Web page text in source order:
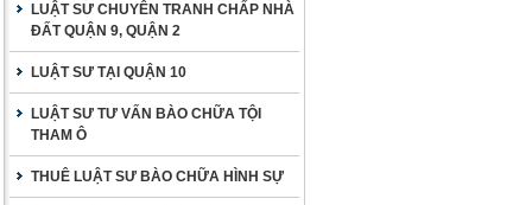
LUẬT SƯ CHUYÊN TRANH CHẤP NHÀ
ĐẤT QUẬN 9, QUẬN 2
LUẬT SƯ TẠI QUẬN 10
LUẬT SƯ TƯ VẤN BÀO CHỮA TỘI
THAM Ô
THUÊ LUẬT SƯ BÀO CHỮA HÌNH SỰ